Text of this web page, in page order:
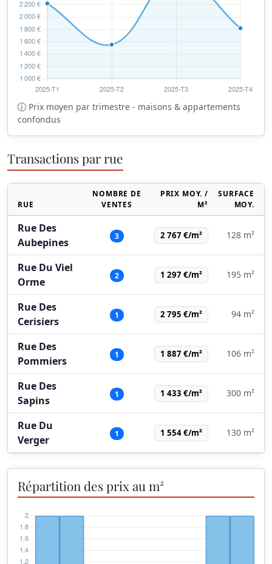
Prix moyen par trimestre - maisons & appartements
confondus
Transactions par rue
RUE
NOMBRE DE
VENTES
PRIX MOY. /
M²
SURFACE
MOY.
Rue Des
Aubepines
3 2 767 €/m² 128 m²
Rue Du Viel
Orme
2 1 297 €/m² 195 m²
Rue Des
Cerisiers
1 2 795 €/m² 94 m²
Rue Des
Pommiers
1 1 887 €/m² 106 m²
Rue Des
Sapins
1 1 433 €/m² 300 m²
Rue Du
Verger
1 1 554 €/m² 130 m²
Répartition des prix au m²